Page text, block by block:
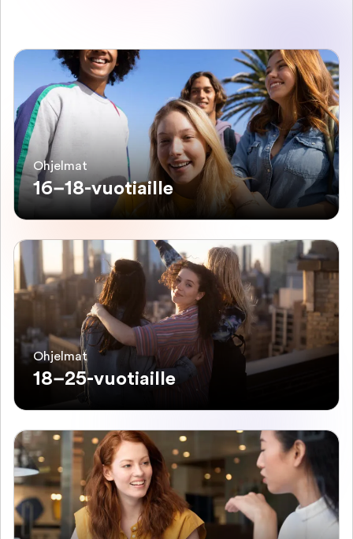
Ohjelmat
16–18-vuotiaille
Ohjelmat
18–25-vuotiaille